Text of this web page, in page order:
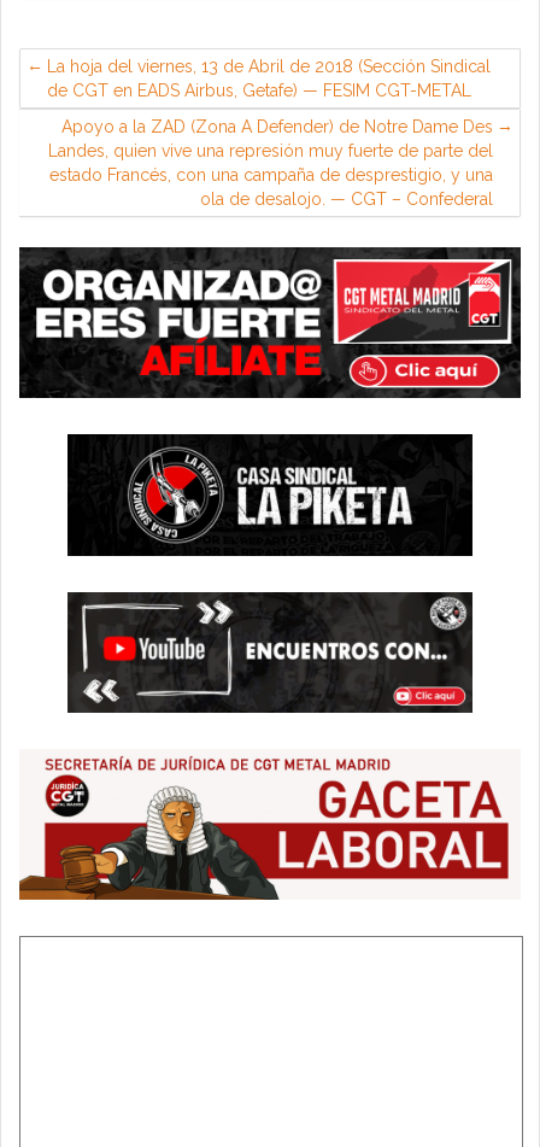
La hoja del viernes, 13 de Abril de 2018 (Sección Sindical
de CGT en EADS Airbus, Getafe) — FESIM CGT-METAL
Apoyo a la ZAD (Zona A Defender) de Notre Dame Des
Landes, quien vive una represión muy fuerte de parte del
estado Francés, con una campaña de desprestigio, y una
ola de desalojo. — CGT – Confederal